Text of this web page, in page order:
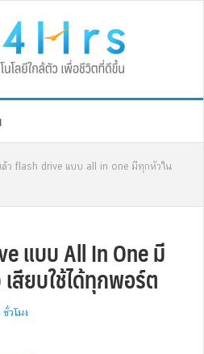
ล้ว flash drive แบบ all in one มีทุกหัวใน
แบบ All In One มี
สียบใช้ได้ทุกพอร์ต
วโมง